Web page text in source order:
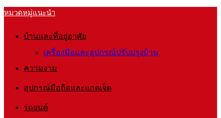
หมวดหมู่แนะนำ
บ้านและที่อยู่อาศัย
เครื่องมือและอุปกรณ์ปรับปรุงบ้าน
ความงาม
อุปกรณ์มือถือและแกดเจ็ต
รถยนต์